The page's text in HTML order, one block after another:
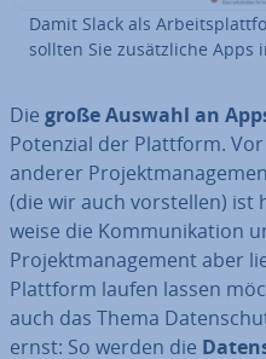
Damit Slack als
sollten Sie zu­sätz­li­che Apps
Die große Auswahl an
Potenzial der Plattform.
anderer
(die wir auch vor­stel­len) ist
wei­se die Kom­mu­ni­ka­ti­on
Pro­jekt­ma­nage­ment aber
Plattform laufen lassen
auch das Thema
ernst: So werden die